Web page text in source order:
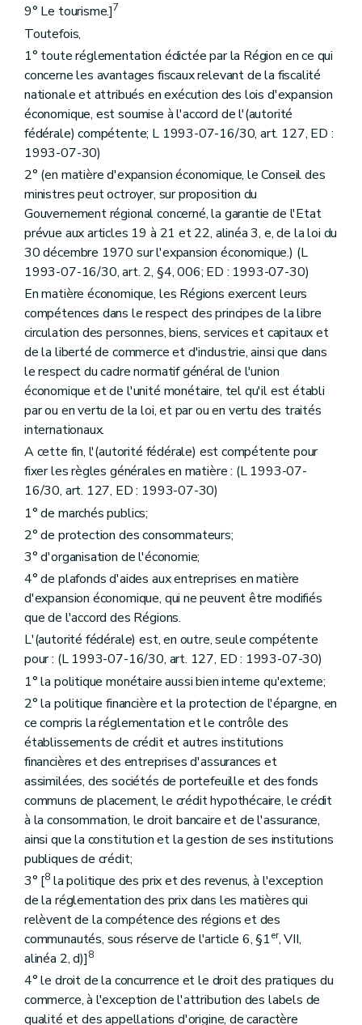
9° Le tourisme.]7
Toutefois,
1° toute réglementation édictée par la Région en ce qui
concerne les avantages fiscaux relevant de la fiscalité
nationale et attribués en exécution des lois d'expansion
économique, est soumise à l'accord de l'(autorité
fédérale) compétente; L 1993-07-16/30, art. 127, ED :
1993-07-30)
2° (en matière d'expansion économique, le Conseil des
ministres peut octroyer, sur proposition du
Gouvernement régional concerné, la garantie de l'Etat
prévue aux articles 19 à 21 et 22, alinéa 3, e, de la loi du
30 décembre 1970 sur l'expansion économique.) (L
1993-07-16/30, art. 2, §4, 006; ED : 1993-07-30)
En matière économique, les Régions exercent leurs
compétences dans le respect des principes de la libre
circulation des personnes, biens, services et capitaux et
de la liberté de commerce et d'industrie, ainsi que dans
le respect du cadre normatif général de l'union
économique et de l'unité monétaire, tel qu'il est établi
par ou en vertu de la loi, et par ou en vertu des traités
internationaux.
A cette fin, l'(autorité fédérale) est compétente pour
fixer les règles générales en matière : (L 1993-07-
16/30, art. 127, ED : 1993-07-30)
1° de marchés publics;
2° de protection des consommateurs;
3° d'organisation de l'économie;
4° de plafonds d'aides aux entreprises en matière
d'expansion économique, qui ne peuvent être modifiés
que de l'accord des Régions.
L'(autorité fédérale) est, en outre, seule compétente
pour : (L 1993-07-16/30, art. 127, ED : 1993-07-30)
1° la politique monétaire aussi bien interne qu'externe;
2° la politique financière et la protection de l'épargne, en
ce compris la réglementation et le contrôle des
établissements de crédit et autres institutions
financières et des entreprises d'assurances et
assimilées, des sociétés de portefeuille et des fonds
communs de placement, le crédit hypothécaire, le crédit
à la consommation, le droit bancaire et de l'assurance,
ainsi que la constitution et la gestion de ses institutions
publiques de crédit;
3° [8 la politique des prix et des revenus, à l'exception
de la réglementation des prix dans les matières qui
relèvent de la compétence des régions et des
communautés, sous réserve de l'article 6, §1er, VII,
alinéa 2, d)]8
4° le droit de la concurrence et le droit des pratiques du
commerce, à l'exception de l'attribution des labels de
qualité et des appellations d'origine, de caractère